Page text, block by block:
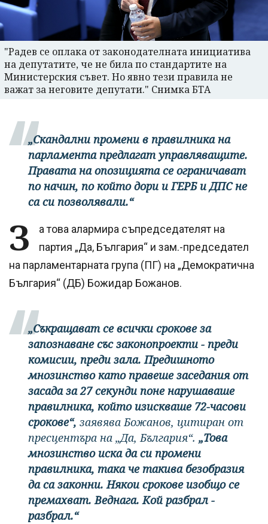
"Радев се оплака от законодателната инициатива
на депутатите, че не била по стандартите на
Министерския съвет. Но явно тези правила не
важат за неговите депутати." Снимка БТА
„Скандални промени в правилника на
парламента предлагат управляващите.
Правата на опозицията се ограничават
по начин, по който дори и ГЕРБ и ДПС не
са си позволявали.“
З
а това алармира съпредседателят на
партия „Да, България“ и зам.-председател
на парламентарната група (ПГ) на „Демократична
България“ (ДБ) Божидар Божанов.
„Съкращават се всички срокове за
запознаване със законопроекти - преди
комисии, преди зала. Предишното
мнозинство като правеше заседания от
засада за 27 секунди поне нарушаваше
правилника, който изискваше 72-часови
срокове“, заявява Божанов, цитиран от
пресцентъра на „Да, България“. „Това
мнозинство иска да си промени
правилника, така че такива безобразия
да са законни. Някои срокове изобщо се
премахват. Веднага. Кой разбрал -
разбрал.“